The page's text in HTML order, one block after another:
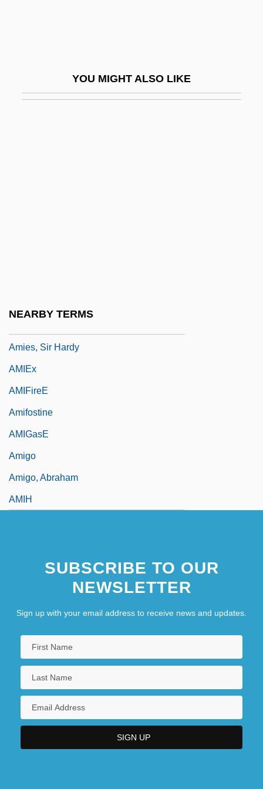
YOU MIGHT ALSO LIKE
NEARBY TERMS
Amies, Sir Hardy
AMIEx
AMIFireE
Amifostine
AMIGasE
Amigo
Amigo, Abraham
AMIH
SUBSCRIBE TO OUR
NEWSLETTER
Sign up with your email address to receive news and updates.